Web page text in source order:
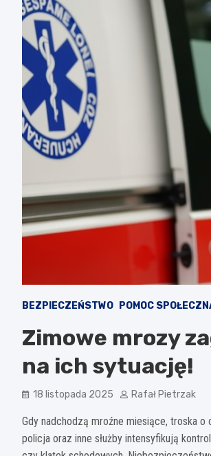
BEZPIECZEŃSTWO POMOC
Zimowe mrozy
na ich sytuację!
18 listopada 2025 Rafał Pietrzak
Gdy nadchodzą mroźne miesiące, troska
policja oraz inne służby intensyfikują